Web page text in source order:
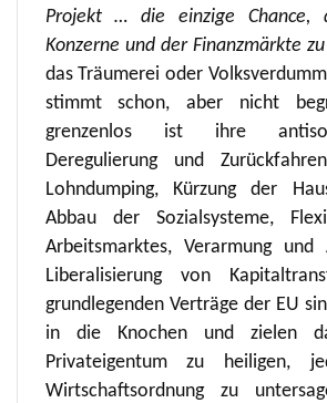
Projekt … die einzige Chance,
Konzerne und der Finanzmärkte
das Träumerei oder
stimmt schon, aber nicht
grenzenlos ist ihre
Deregulierung und
Lohndumping, Kürzung der
Abbau der Sozialsysteme,
Arbeitsmarktes, Verarmung und
Liberalisierung von
grundlegenden Verträge der EU
in die Knochen und zielen
Privateigentum zu heiligen,
Wirtschaftsordnung zu